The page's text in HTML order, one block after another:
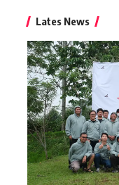
Lates News